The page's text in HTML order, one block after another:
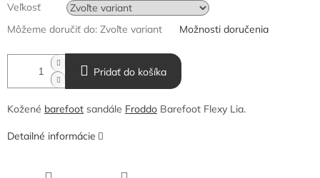
Veľkosť
Môžeme doručiť do: Zvoľte variant Možnosti doručenia
Pridať do košíka
Kožené barefoot sandále Froddo Barefoot Flexy Lia.
Detailné informácie